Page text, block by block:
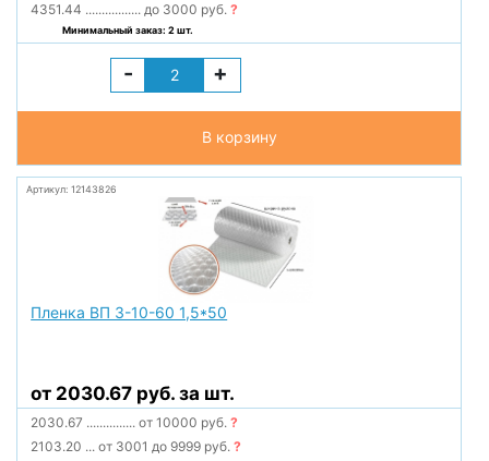
4351.44 ................. до 3000 руб.?
Минимальный заказ: 2 шт.
- +
В корзину
Артикул: 12143826
Пленка ВП 3-10-60 1,5*50
от 2030.67 руб. за шт.
2030.67 ............... от 10000 руб.?
2103.20 ... от 3001 до 9999 руб.?